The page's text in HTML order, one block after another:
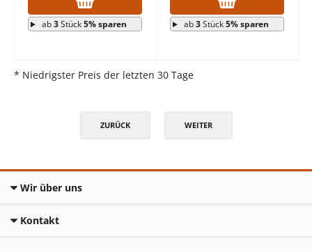
ab3Stück5% sparen ab3Stück5% sparen
* Niedrigster Preis der letzten 30 Tage
ZURÜCK WEITER
Wir über uns
Kontakt